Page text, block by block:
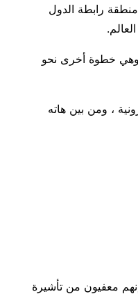
منطقة رابطة الدول
وهي خطوة أخرى نحو
، ومن بين هاته
معفيون من تأشيرة